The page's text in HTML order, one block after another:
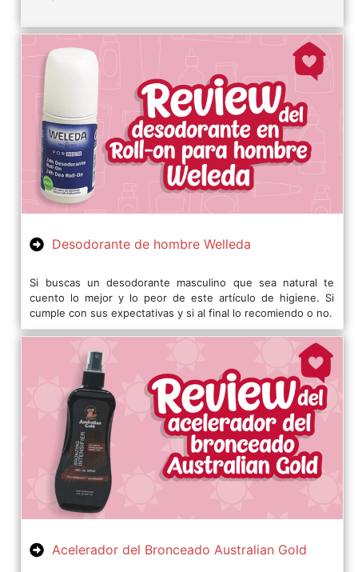
Desodorante de hombre Welleda
Si buscas un desodorante masculino que sea natural te
cuento lo mejor y lo peor de este artículo de higiene. Si
cumple con sus expectativas y si al final lo recomiendo o no.
Acelerador del Bronceado Australian Gold